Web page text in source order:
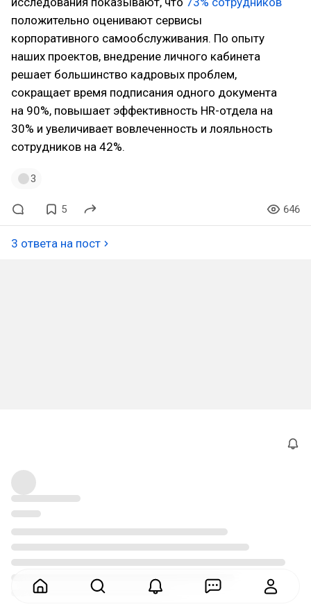
положительно оценивают сервисы
корпоративного самообслуживания. По опыту
наших проектов, внедрение личного кабинета
решает большинство кадровых проблем,
сокращает время подписания одного документа
на 90%, повышает эффективность HR-отдела на
30% и увеличивает вовлеченность и лояльность
сотрудников на 42%.
3
5 646
3 ответа на пост